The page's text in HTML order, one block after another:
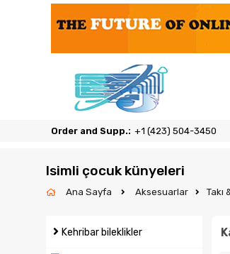
Order and Supp.: ‎+1 (423) 504-3450
Isimli çocuk künyeleri
Ana Sayfa Aksesuarlar Takı
Kehribar bileklikler